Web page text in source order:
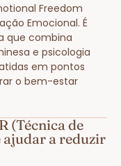
Freedom
Emocional. É
que combina
e psicologia
em pontos
o bem-estar
(Técnica de
a reduzir